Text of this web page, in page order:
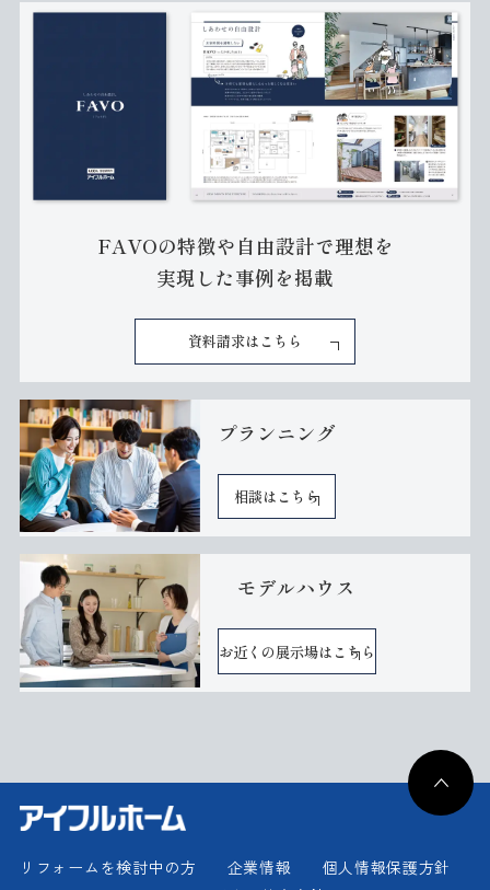
FAVOの特徴や自由設計で理想を
実現した事例を掲載
資料請求はこちら
プランニング
相談はこちら
モデルハウス
お近くの展示場はこちら
リフォームを検討中の方 企業情報
個人情報保護方針